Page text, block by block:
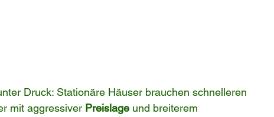
Druck: Stationäre Häuser brauchen schnelleren
mit aggressiver Preislage und breiterem